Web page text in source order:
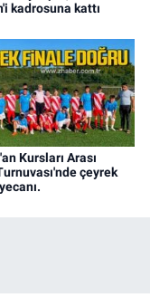
kadrosuna kattı
Kursları Arası
çeyrek